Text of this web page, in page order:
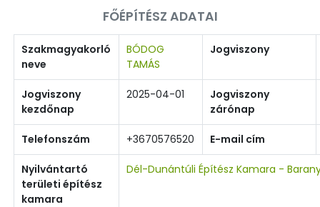
FŐÉPÍTÉSZ ADATAI
Szakmagyakorló
neve
BÓDOG
TAMÁS
Jogviszony
Jogviszony
kezdőnap
2025-04-01
Jogviszony
zárónap
Telefonszám +3670576520 E-mail cím
Nyilvántartó
területi építész
kamara
Dél-Dunántúli Építész Kamara -